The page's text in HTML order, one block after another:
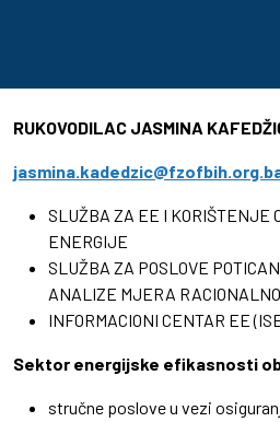
RUKOVODILAC JASMINA
SLUŽBA ZA EE I KORIŠTENJE
ENERGIJE
SLUŽBA ZA POSLOVE
ANALIZE MJERA
INFORMACIONI CENTAR EE
Sektor energijske efikasnosti
stručne poslove u vezi